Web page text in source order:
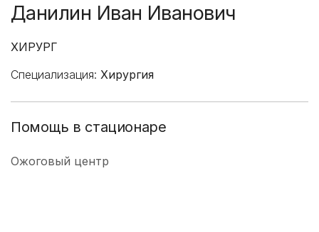
Данилин Иван Иванович
ХИРУРГ
Специализация: Хирургия
Помощь в стационаре
Ожоговый центр